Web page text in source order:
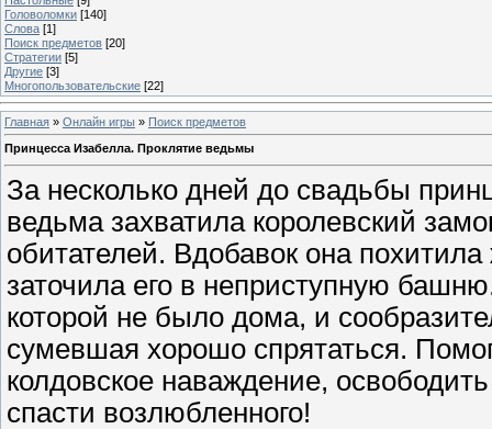
Головоломки [140]
Слова [1]
Поиск предметов [20]
Стратегии [5]
Другие [3]
Многопользовательские [22]
Главная » Онлайн игры » Поиск предметов
Принцесса Изабелла. Проклятие ведьмы
За несколько дней до свадьбы
ведьма захватила королевский
обитателей. Вдобавок она
заточила его в неприступную
которой не было дома, и
сумевшая хорошо спрятаться.
колдовское наваждение,
спасти возлюбленного!